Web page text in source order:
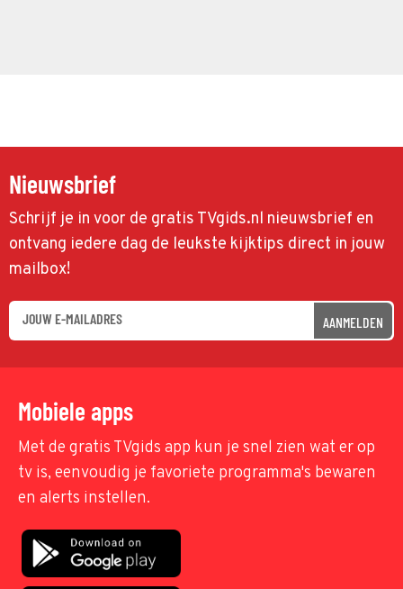
Nieuwsbrief
Schrijf je in voor de gratis TVgids.nl nieuwsbrief en
ontvang iedere dag de leukste kijktips direct in jouw
mailbox!
AANMELDEN
Mobiele apps
Met de gratis TVgids app kun je snel zien wat er op
tv is, eenvoudig je favoriete programma's bewaren
en alerts instellen.